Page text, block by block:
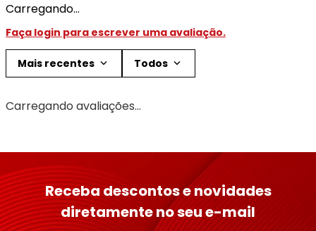
Carregando…
Faça login para escrever uma avaliação.
Mais recentes Todos
Carregando avaliações…
Receba descontos e novidades
diretamente no seu e-mail